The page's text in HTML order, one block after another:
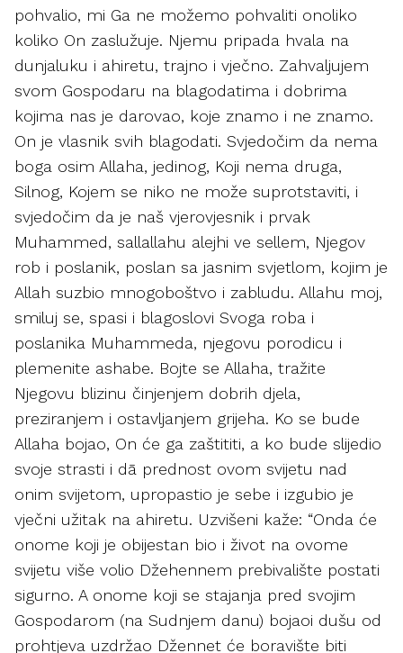
pohvalio, mi Ga ne možemo pohvaliti onoliko
koliko On zaslužuje. Njemu pripada hvala na
dunjaluku i ahiretu, trajno i vječno. Zahvaljujem
svom Gospodaru na blagodatima i dobrima
kojima nas je darovao, koje znamo i ne znamo.
On je vlasnik svih blagodati. Svjedočim da nema
boga osim Allaha, jedinog, Koji nema druga,
Silnog, Kojem se niko ne može suprotstaviti, i
svjedočim da je naš vjerovjesnik i prvak
Muhammed, sallallahu alejhi ve sellem, Njegov
rob i poslanik, poslan sa jasnim svjetlom, kojim je
Allah suzbio mnogoboštvo i zabludu. Allahu moj,
smiluj se, spasi i blagoslovi Svoga roba i
poslanika Muhammeda, njegovu porodicu i
plemenite ashabe. Bojte se Allaha, tražite
Njegovu blizinu činjenjem dobrih djela,
preziranjem i ostavljanjem grijeha. Ko se bude
Allaha bojao, On će ga zaštititi, a ko bude slijedio
svoje strasti i dā prednost ovom svijetu nad
onim svijetom, upropastio je sebe i izgubio je
vječni užitak na ahiretu. Uzvišeni kaže: “Onda će
onome koji je obijestan bio i život na ovome
svijetu više volio Džehennem prebivalište postati
sigurno. A onome koji se stajanja pred svojim
Gospodarom (na Sudnjem danu) bojaoi dušu od
prohtjeva uzdržao Džennet će boravište biti